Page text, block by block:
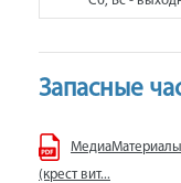
Запасные
(крест вит...